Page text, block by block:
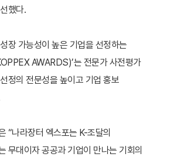
했다.
장 가능성이 높은 기업을 선정하는
AWARDS)’는 전문가 사전평가
정의 전문성을 높이고 기업 홍보
“나라장터 엑스포는 K-조달의
무대이자 공공과 기업이 만나는 기회의